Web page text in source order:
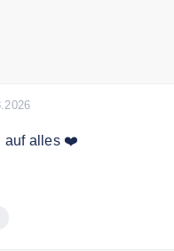
auf alles ❤️